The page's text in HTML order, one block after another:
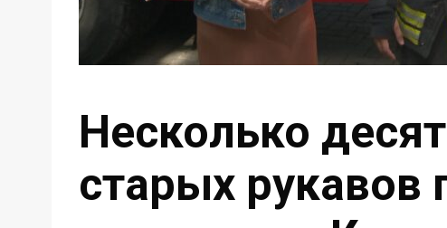
Несколько
старых